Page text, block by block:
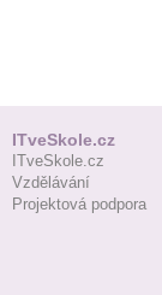
ITveSkole.cz
ITveSkole.cz
Vzdělávání
Projektová podpora